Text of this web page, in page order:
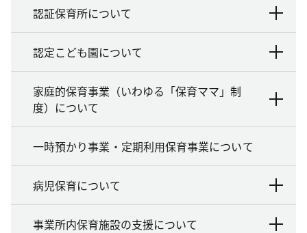
認証保育所について
認定こども園について
家庭的保育事業（いわゆる「保育ママ」制
度）について
一時預かり事業・定期利用保育事業について
病児保育について
事業所内保育施設の支援について